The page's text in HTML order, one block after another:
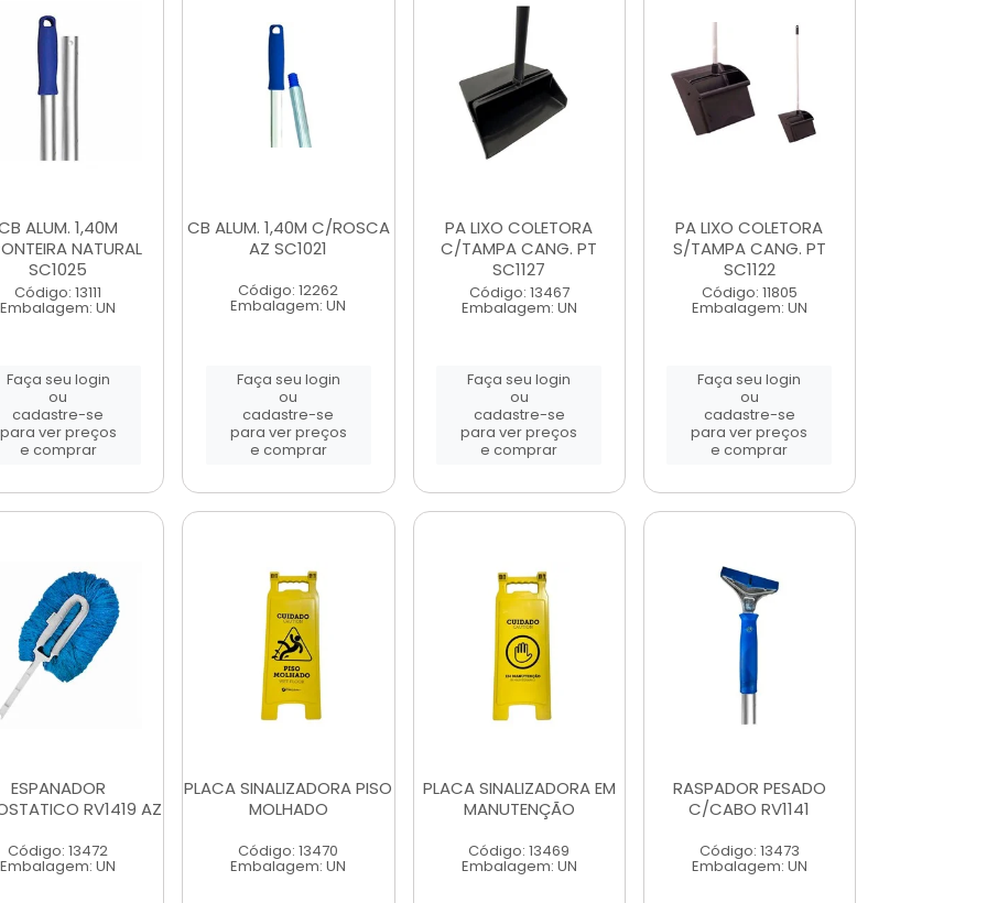
ALUM. 1,40M
NATURAL
SC1025
Código: 13111
Embalagem: UN
Faça seu login
ou
cadastre-se
para ver preços
e comprar
CB ALUM. 1,40M C/ROSCA
AZ SC1021
Código: 12262
Embalagem: UN
Faça seu login
ou
cadastre-se
para ver preços
e comprar
PA LIXO COLETORA
C/TAMPA CANG. PT
SC1127
Código: 13467
Embalagem: UN
Faça seu login
ou
cadastre-se
para ver preços
e comprar
PA LIXO COLETORA
S/TAMPA CANG. PT
SC1122
Código: 11805
Embalagem: UN
Faça seu login
ou
cadastre-se
para ver preços
e comprar
ESPANADOR
RV1419 AZ
Código: 13472
Embalagem: UN
PLACA SINALIZADORA PISO
MOLHADO
Código: 13470
Embalagem: UN
PLACA SINALIZADORA EM
MANUTENÇÃO
Código: 13469
Embalagem: UN
RASPADOR PESADO
C/CABO RV1141
Código: 13473
Embalagem: UN